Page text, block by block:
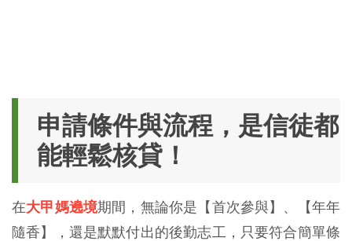
申請條件與流程，是信徒都
能輕鬆核貸！
在大甲媽遶境期間，無論你是【首次參與】、【年年
隨香】，還是默默付出的後勤志工，只要符合簡單條